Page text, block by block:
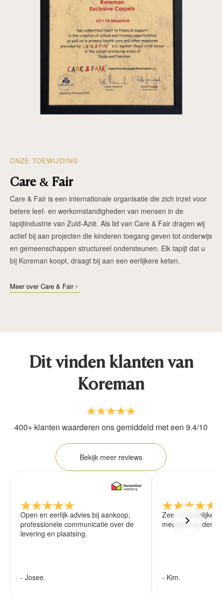
ONZE TOEWIJDING
Care & Fair
Care & Fair is een internationale organisatie die zich inzet voor
betere leef- en werkomstandigheden van mensen in de
tapijtindustrie van Zuid-Azië. Als lid van Care & Fair dragen wij
actief bij aan projecten die kinderen toegang geven tot onderwijs
en gemeenschappen structureel ondersteunen. Elk tapijt dat u
bij Koreman koopt, draagt bij aan een eerlijkere keten.
Meer over Care & Fair
Dit vinden klanten van
Koreman
400+ klanten waarderen ons gemiddeld met een 9.4/10
Bekijk meer reviews
Open en eerlijk advies bij aankoop,
professionele communicatie over de
levering en plaatsing.
- Josee.
Zeer vriendelijke
meubels worden
- Kim.